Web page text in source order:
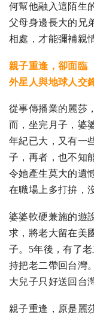
何幫他融入這陌生
父母身邊長大的兄
相處，才能彌補親
親子重逢，卻面臨
外星人與地球人交
從事傳播業的麗莎
而，坐完月子，婆
年紀已大，又有一
子，再者，也不知
令她產生莫大的遺
在職場上多打拚，
婆婆軟硬兼施的遊
求，將老大留在美
子。5年後，有了
持把老二帶回台灣
大兒子只好送回台
親子重逢，原是麗